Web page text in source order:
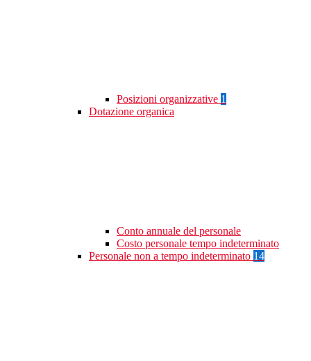
Posizioni organizzative 1
Dotazione organica
Conto annuale del personale
Costo personale tempo indeterminato
Personale non a tempo indeterminato 14